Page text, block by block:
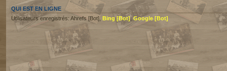
QUI EST EN LIGNE
Utilisateurs enregistrés: Ahrefs [Bot], Bing [Bot],Google [Bot]